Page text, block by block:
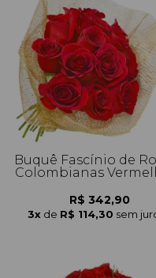
Buquê Fascínio de
Colombianas
R$ 342,90
3x de R$ 114,30 sem